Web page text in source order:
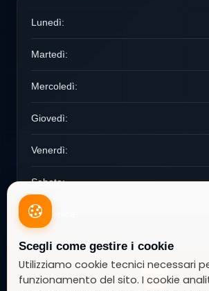
Scegli come gestire i cookie
Utilizziamo cookie tecnici necessari
funzionamento del sito. I cookie
Lunedì:
Martedì:
Mercoledì:
Giovedì:
Venerdì:
Sabato:
Domenica: